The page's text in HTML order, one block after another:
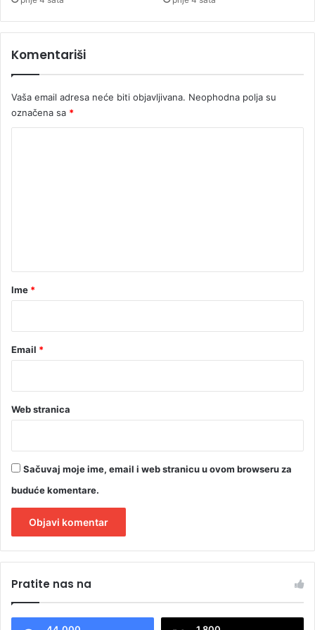
Komentariši
Vaša email adresa neće biti objavljivana. Neophodna polja su
označena sa *
rIme *
Email *
Web stranica
Sačuvaj moje ime, email i web stranicu u ovom browseru za
buduće komentare.
tPratite nas na